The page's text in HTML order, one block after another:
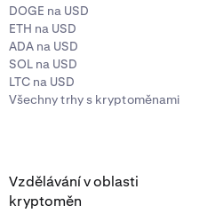
DOGE na USD
ETH na USD
ADA na USD
SOL na USD
LTC na USD
Všechny trhy s kryptoměnami
Vzdělávání v oblasti
kryptoměn